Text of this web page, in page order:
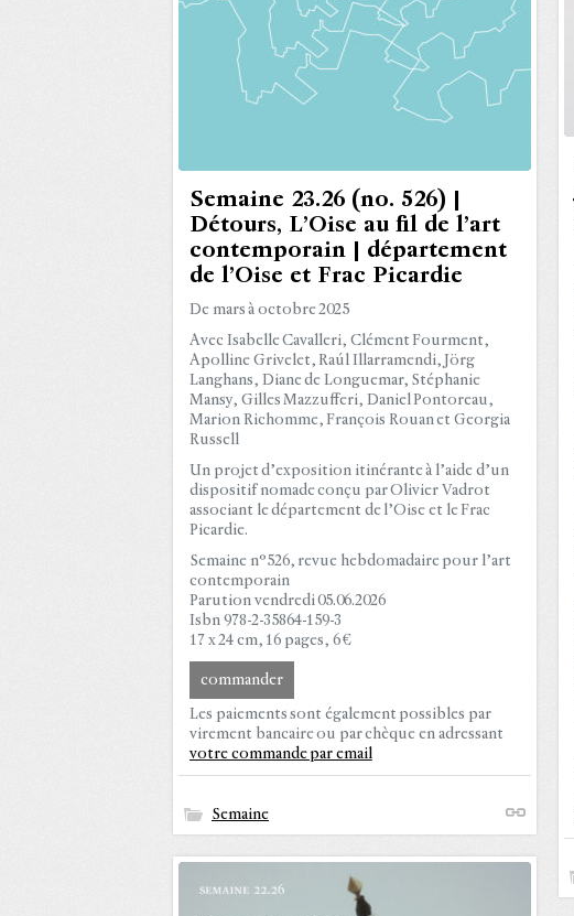
Semaine 23.26 (no. 526) |
Détours, L’Oise au fil de l’art
contemporain | département
de l’Oise et Frac Picardie
De mars à octobre 2025
Avec Isabelle Cavalleri, Clément Fourment,
Apolline Grivelet, Raúl Illarramendi, Jörg
Langhans, Diane de Longuemar, Stéphanie
Mansy, Gilles Mazzufferi, Daniel Pontoreau,
Marion Richomme, François Rouan et Georgia
Russell
Un projet d’exposition itinérante à l’aide d’un
dispositif nomade conçu par Olivier Vadrot
associant le département de l’Oise et le Frac
Picardie.
Semaine n°526, revue hebdomadaire pour l’art
contemporain
Parution vendredi 05.06.2026
Isbn 978-2-35864-159-3
17 x 24 cm, 16 pages, 6 €
commander
Les paiements sont également possibles par
virement bancaire ou par chèque en adressant
votre commande par email
Semaine